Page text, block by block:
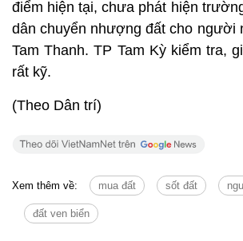
điểm hiện tại, chưa phát hiện
dân chuyển nhượng đất cho người
Tam Thanh. TP Tam Kỳ kiểm tra,
rất kỹ.
(Theo Dân trí)
Xem thêm về: mua đất sốt đất
đất ven biển